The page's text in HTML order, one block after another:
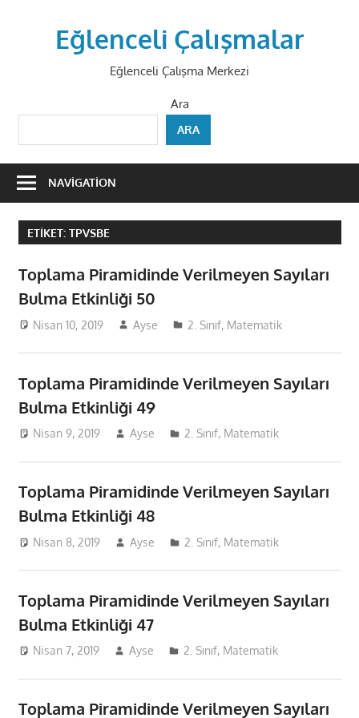
Eğlenceli Çalışmalar
Eğlenceli Çalışma Merkezi
Ara
ARA
NAVIGATION
ETIKET: TPVSBE
Toplama Piramidinde Verilmeyen Sayıları
Bulma Etkinliği 50
Nisan 10, 2019 Ayse 2. Sınıf, Matematik
Toplama Piramidinde Verilmeyen Sayıları
Bulma Etkinliği 49
Nisan 9, 2019 Ayse 2. Sınıf, Matematik
Toplama Piramidinde Verilmeyen Sayıları
Bulma Etkinliği 48
Nisan 8, 2019 Ayse 2. Sınıf, Matematik
Toplama Piramidinde Verilmeyen Sayıları
Bulma Etkinliği 47
Nisan 7, 2019 Ayse 2. Sınıf, Matematik
Toplama Piramidinde Verilmeyen Sayıları